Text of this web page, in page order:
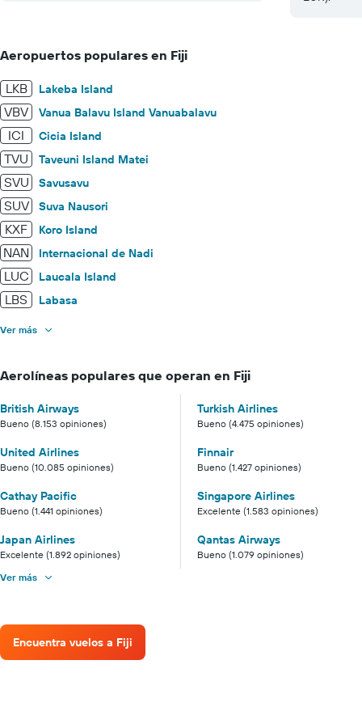
Aeropuertos populares en Fiji
LKB Lakeba Island
VBV Vanua Balavu Island Vanuabalavu
ICI Cicia Island
TVU Taveuni Island Matei
SVU Savusavu
SUV Suva Nausori
KXF Koro Island
NAN Internacional de Nadi
LUC Laucala Island
LBS Labasa
Ver más
Aerolíneas populares que operan en Fiji
British Airways
Bueno (8.153 opiniones)
Turkish Airlines
Bueno (4.475 opiniones)
United Airlines
Bueno (10.085 opiniones)
Finnair
Bueno (1.427 opiniones)
Cathay Pacific
Bueno (1.441 opiniones)
Singapore Airlines
Excelente (1.583 opiniones)
Japan Airlines
Excelente (1.892 opiniones)
Qantas Airways
Bueno (1.079 opiniones)
Ver más
Encuentra vuelos a Fiji